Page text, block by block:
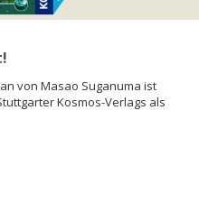
von Masao Suganuma ist
Kosmos-Verlags als